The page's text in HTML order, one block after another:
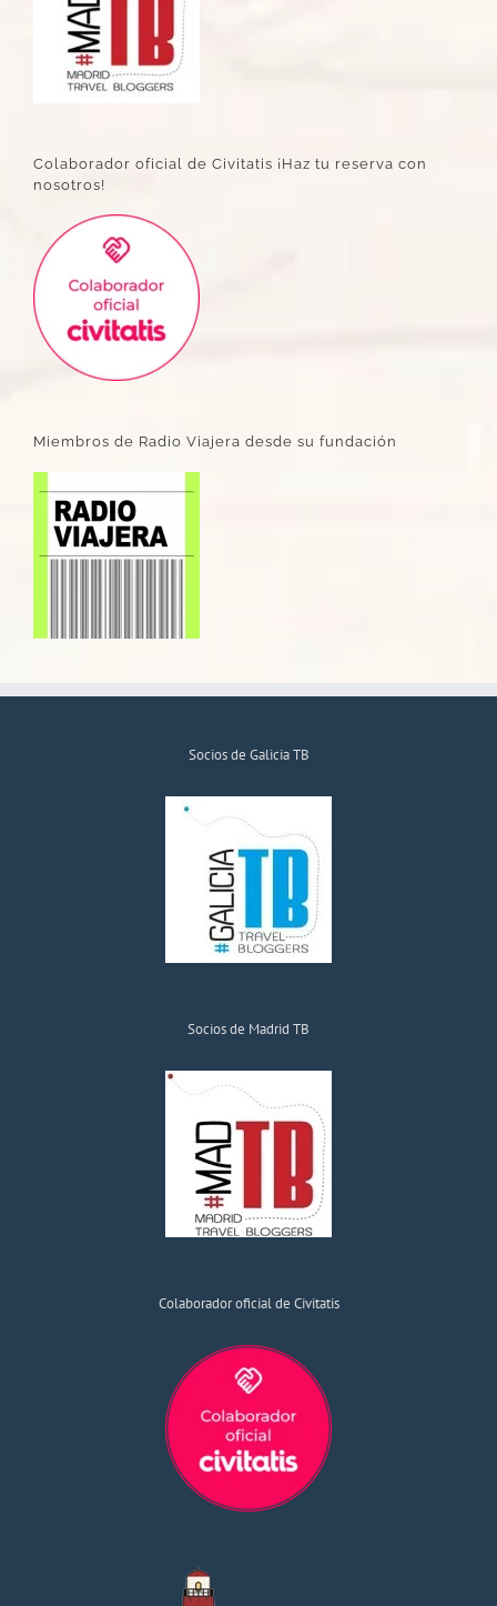
Colaborador oficial de Civitatis ¡Haz tu reserva con
nosotros!
Miembros de Radio Viajera desde su fundación
Socios de Galicia TB
Socios de Madrid TB
Colaborador oficial de Civitatis